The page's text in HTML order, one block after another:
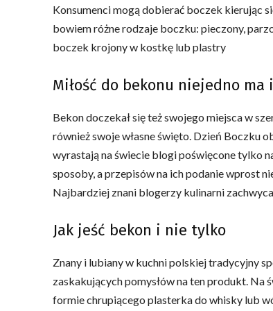
Konsumenci mogą dobierać boczek kierując
bowiem różne rodzaje boczku: pieczony,
boczek krojony w kostkę lub plastry
Miłość do bekonu niejedno ma
Bekon doczekał się też swojego miejsca w
również swoje własne święto. Dzień Boczku
wyrastają na świecie blogi poświęcone tylko
sposoby, a przepisów na ich podanie wprost
Najbardziej znani blogerzy kulinarni
Jak jeść bekon i nie tylko
Znany i lubiany w kuchni polskiej tradycyjny
zaskakujących pomysłów na ten produkt. Na
formie chrupiącego plasterka do whisky lub